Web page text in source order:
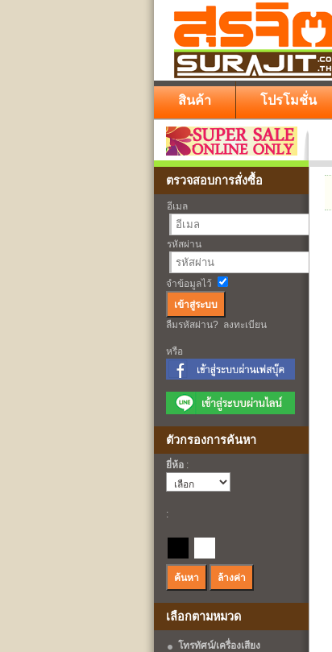
สินค้า โปรโมชั่น
ตรวจสอบการสั่งซื้อ
อีเมล
รหัสผ่าน
จำข้อมูลไว้
ลืมรหัสผ่าน? ลงทะเบียน
หรือ
ตัวกรองการค้นหา
ยี่ห้อ :
:
เลือกตามหมวด
โทรทัศน์/เครื่องเสียง